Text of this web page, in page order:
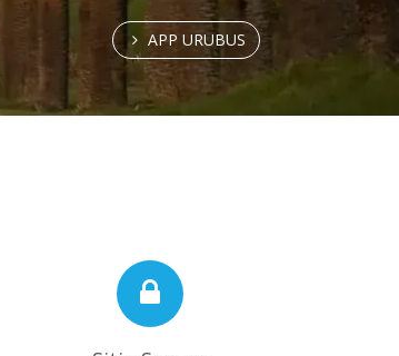
APP URUBUS